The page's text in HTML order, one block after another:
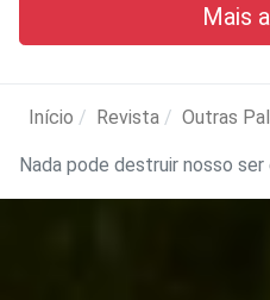
Mais
Início Revista Outras
Nada pode destruir nosso ser